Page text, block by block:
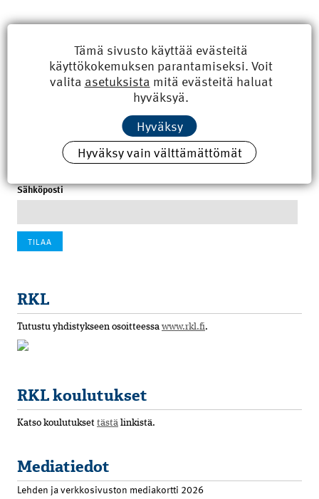
Kyberisku kiinteistötietoihin haittaisi energiarakentamista
8.6.2026 15:21
100 vuotta sitten: Rajajoen uusi rautatiesilta
Tilaa uutiskirje
Sähköposti
RKL
Tutustu yhdistykseen osoitteessa www.rkl.fi.
RKL koulutukset
Katso koulutukset tästä linkistä.
Mediatiedot
Lehden ja verkkosivuston mediakortti 2026
Tämä sivusto käyttää evästeitä
käyttökokemuksen parantamiseksi. Voit
valita asetuksista mitä evästeitä haluat
hyväksyä.
Hyväksy
Hyväksy vain välttämättömät